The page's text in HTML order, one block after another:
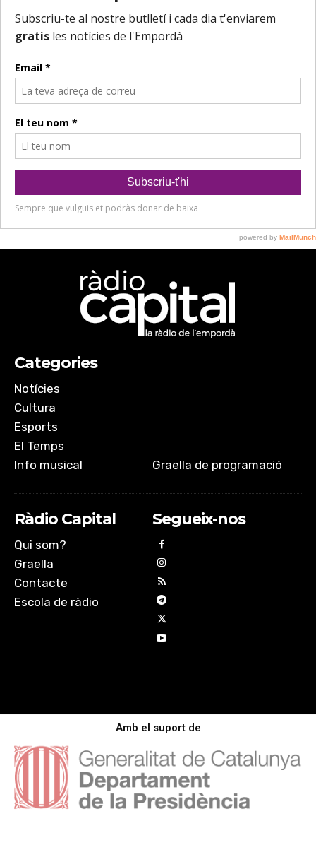
Categories
Notícies
Cultura
Esports
El Temps
Info musical
Graella de programació
Ràdio Capital
Qui som?
Graella
Contacte
Escola de ràdio
Segueix-nos
Amb el suport de